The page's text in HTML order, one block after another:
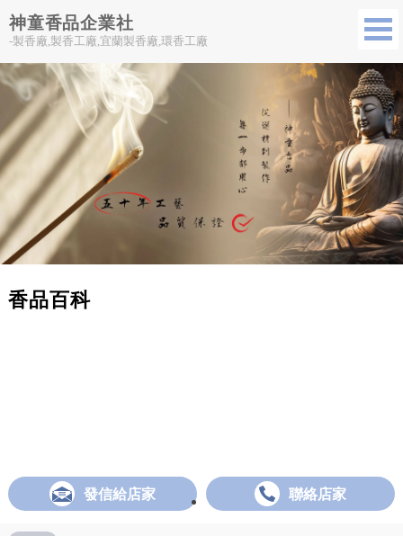
神童香品企業社
-製香廠,製香工廠,宜蘭製香廠,環香工廠
香品百科
發信給店家 聯絡店家